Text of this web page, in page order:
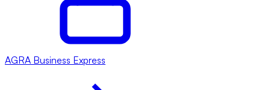
AGRA Business Express